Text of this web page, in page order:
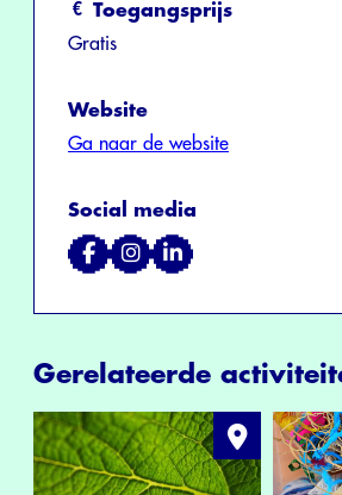
Toegangsprijs
Gratis
Website
Ga naar de website
Social media
Gerelateerde